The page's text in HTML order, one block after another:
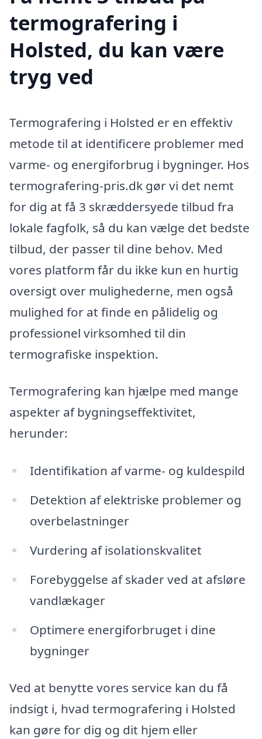
termografering i
Holsted, du kan være
tryg ved
Termografering i Holsted er en effektiv
metode til at identificere problemer med
varme- og energiforbrug i bygninger. Hos
termografering-pris.dk gør vi det nemt
for dig at få 3 skræddersyede tilbud fra
lokale fagfolk, så du kan vælge det bedste
tilbud, der passer til dine behov. Med
vores platform får du ikke kun en hurtig
oversigt over mulighederne, men også
mulighed for at finde en pålidelig og
professionel virksomhed til din
termografiske inspektion.
Termografering kan hjælpe med mange
aspekter af bygningseffektivitet,
herunder:
Identifikation af varme- og kuldespild
Detektion af elektriske problemer og
overbelastninger
Vurdering af isolationskvalitet
Forebyggelse af skader ved at afsløre
vandlækager
Optimere energiforbruget i dine
bygninger
Ved at benytte vores service kan du få
indsigt i, hvad termografering i Holsted
kan gøre for dig og dit hjem eller